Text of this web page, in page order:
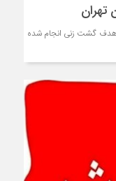
هدف گشت زنی انجام شده